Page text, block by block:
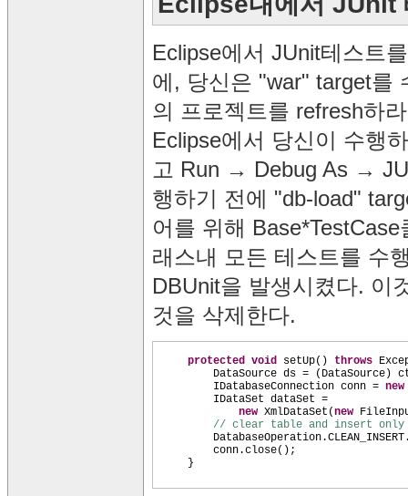
Eclipse에서 JUnit테스트
에, 당신은 "war" target를
의 프로젝트를 refresh하
Eclipse에서 당신이 수행
고 Run → Debug As →
행하기 전에 "db-load"
어를 위해
래스내 모든 테스트를 수
DBUnit을 발생시켰다. 이
것을 삭제한다.
protected void setUp() throws
DataSource ds =
( DataSource)
IDatabaseConnection conn =
IDataSet dataSet =
new XmlDataSet (new
// clear table and insert only
conn.close() ;
}